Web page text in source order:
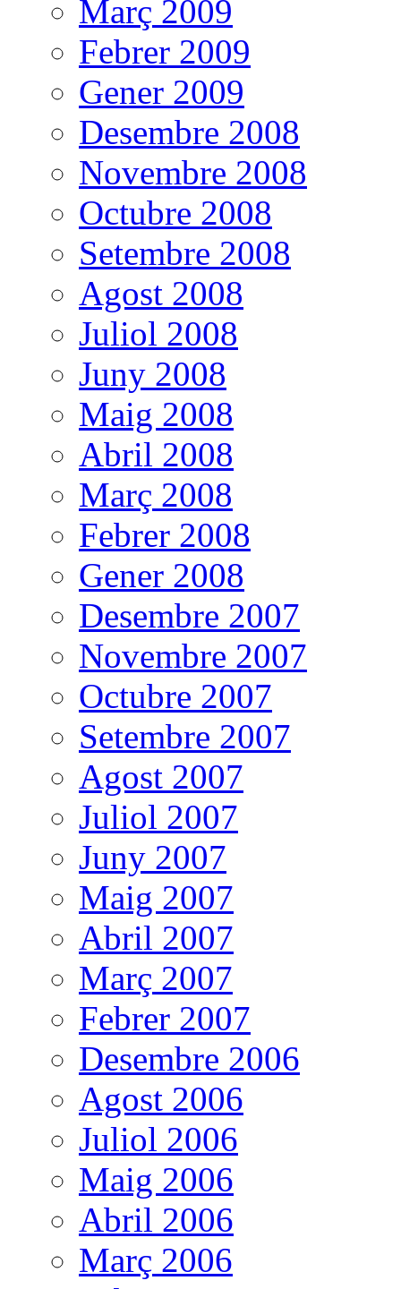
Març 2009
Febrer 2009
Gener 2009
Desembre 2008
Novembre 2008
Octubre 2008
Setembre 2008
Agost 2008
Juliol 2008
Juny 2008
Maig 2008
Abril 2008
Març 2008
Febrer 2008
Gener 2008
Desembre 2007
Novembre 2007
Octubre 2007
Setembre 2007
Agost 2007
Juliol 2007
Juny 2007
Maig 2007
Abril 2007
Març 2007
Febrer 2007
Desembre 2006
Agost 2006
Juliol 2006
Maig 2006
Abril 2006
Març 2006